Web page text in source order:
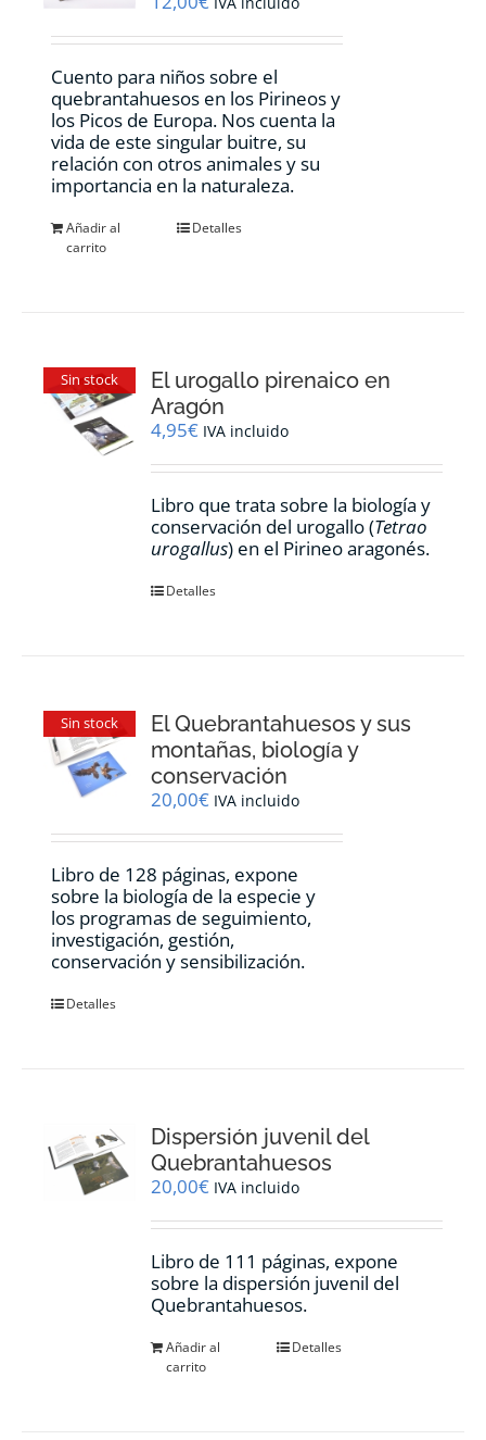
Cuento para niños sobre el
quebrantahuesos en los Pirineos y
los Picos de Europa. Nos cuenta la
vida de este singular buitre, su
relación con otros animales y su
importancia en la naturaleza.
Añadir al
carrito
Detalles
Sin stock
El urogallo pirenaico en
Aragón
4,95€ IVA incluido
Libro que trata sobre la biología y
conservación del urogallo (Tetrao
urogallus) en el Pirineo aragonés.
Detalles
Sin stock
El Quebrantahuesos y sus
montañas, biología y
conservación
20,00€ IVA incluido
Libro de 128 páginas, expone
sobre la biología de la especie y
los programas de seguimiento,
investigación, gestión,
conservación y sensibilización.
Detalles
Dispersión juvenil del
Quebrantahuesos
20,00€ IVA incluido
Libro de 111 páginas, expone
sobre la dispersión juvenil del
Quebrantahuesos.
Añadir al
carrito
Detalles